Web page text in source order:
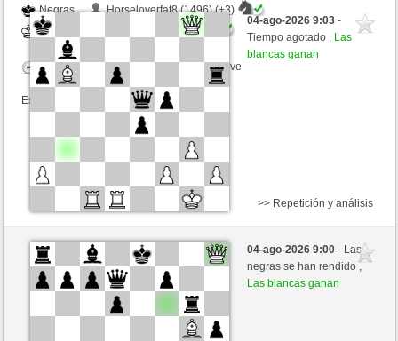
Negras
Horseloverfat8 (1496) (+3)
Blancas
GID1955 (1566) (-3)
Tiempo: 5 minutes/side + 0 seconds/move
Esta partida es por puntos
04-ago-2026 9:03-
Tiempo agotado , Las
blancas ganan
Negras
stacippa (1444) (-11)
Blancas
GID1955 (1555) (+11)
Tiempo: 5 minutes/side + 0 seconds/move
>> Repetición y análisis
04-ago-2026 9:00- Las
negras se han rendido ,
Las blancas ganan